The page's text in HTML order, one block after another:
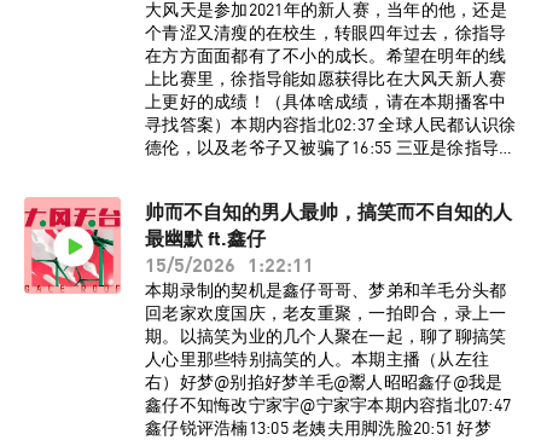
学的相通之处BGM《走在冷风中》刘思涵监制：
宁家宇策划：大孟妮制作：陈誉灵如想进入大风
天台播客听友群，请添加vx：dafengtiantai，回
复“大风天台”，即可入群。了解更多大风天台节
目台前幕后、现场花絮，请关注小红书官方账号
@大风天台！最后强烈推荐各位听友购买、阅读
班宇老师的新书《白象》，下单千万要注意，不
大风天是参加2021年的新人赛，当年的他，还是
个青涩又清瘦的在校生，转眼四年过去，徐指导
在方方面面都有了不小的成长。希望在明年的线
上比赛里，徐指导能如愿获得比在大风天新人赛
上更好的成绩！（具体啥成绩，请在本期播客中
寻找答案）本期内容指北02:37 全球人民都认识徐
德伦，以及老爷子又被骗了16:55 三亚是徐指导
天的小渊源46:05 徐指导能把每期「刻薄谈话」听
十遍（「刻薄谈话」是往事大哥播客《率性而
活》里的栏目）53:45 关于喜剧比赛的赛制畅想
63:27 来大风天台不夸往事不完整72:35 冰果喜剧
六周年票卖不出去赖宁家宇BGM《惊蛰记》水仙
斗活佛监制：宁家宇 大孟妮制作：陈誉灵如想进
入大风天台播客听友群，请添加vx：
dafengtiantai，回复“大风天台”，即可入群。了
解更多大风天台节目台前幕后、现场花絮，请关
注小红书官方账号@大风天台！
帅而不自知的男人最帅，搞笑而不自知的人
最幽默 ft.鑫仔
15/5/2026
1:22:11
本期录制的契机是鑫仔哥哥、梦弟和羊毛分头都
回老家欢度国庆，老友重聚，一拍即合，录上一
期。以搞笑为业的几个人聚在一起，聊了聊搞笑
人心里那些特别搞笑的人。本期主播（从左往
右）好梦@别掐好梦羊毛@鬻人昭昭鑫仔@我是
鑫仔不知悔改宁家宇@宁家宇本期内容指北07:47
鑫仔锐评浩楠13:05 老姨夫用脚洗脸20:51 好梦